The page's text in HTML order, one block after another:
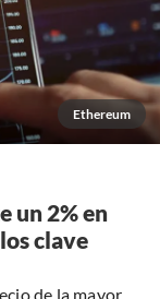
Ethereum
un 2% en
clave
de la mayor